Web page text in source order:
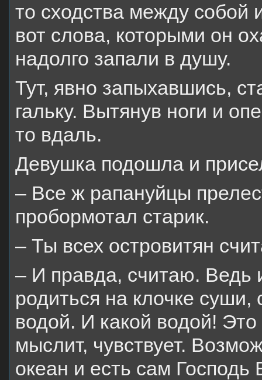
то сходства между собой
вот слова, которыми он
надолго запали в душу.
Тут, явно запыхавшись,
гальку. Вытянув ноги и
то вдаль.
Девушка подошла и
– Все ж рапануйцы
пробормотал старик.
– Ты всех островитян
– И правда, считаю. Ведь
родиться на клочке
водой. И какой водой!
мыслит, чувствует.
океан и есть сам